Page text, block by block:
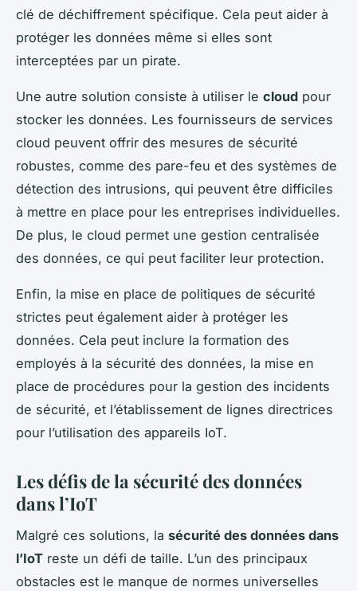
clé de déchiffrement spécifique. Cela peut aider à
protéger les données même si elles sont
interceptées par un pirate.
Une autre solution consiste à utiliser le cloud pour
stocker les données. Les fournisseurs de services
cloud peuvent offrir des mesures de sécurité
robustes, comme des pare-feu et des systèmes de
détection des intrusions, qui peuvent être difficiles
à mettre en place pour les entreprises individuelles.
De plus, le cloud permet une gestion centralisée
des données, ce qui peut faciliter leur protection.
Enfin, la mise en place de politiques de sécurité
strictes peut également aider à protéger les
données. Cela peut inclure la formation des
employés à la sécurité des données, la mise en
place de procédures pour la gestion des incidents
de sécurité, et l’établissement de lignes directrices
pour l’utilisation des appareils IoT.
Les défis de la sécurité des données
dans l’IoT
Malgré ces solutions, la sécurité des données dans
l’IoT reste un défi de taille. L’un des principaux
obstacles est le manque de normes universelles